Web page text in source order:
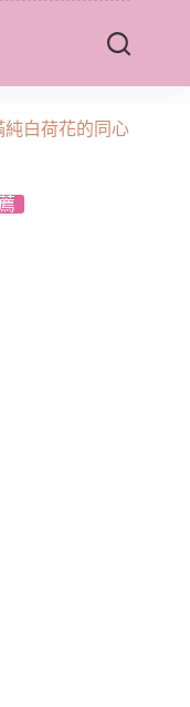
白荷花的同心